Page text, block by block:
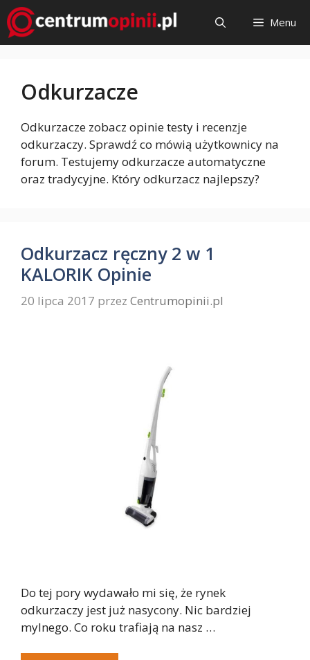
Przejdź
do
treści
Menu
Odkurzacze
Odkurzacze zobacz opinie testy i recenzje
odkurzaczy. Sprawdź co mówią użytkownicy na
forum. Testujemy odkurzacze automatyczne
oraz tradycyjne. Który odkurzacz najlepszy?
Odkurzacz ręczny 2 w 1
KALORIK Opinie
20 lipca 2017 przez Centrumopinii.pl
Do tej pory wydawało mi się, że rynek
odkurzaczy jest już nasycony. Nic bardziej
mylnego. Co roku trafiają na nasz …